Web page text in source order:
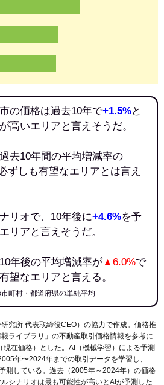
の価格は過去10年で+1.5%と
高いエリアと言えそうだ。
去10年間の平均増減率の
ずしも有望なエリアとは言え
リオで、10年後に+4.6%を予
リアと言えそうだ。
年後の平均増減率が▲6.0%で
望なエリアと言える。
町村・都道府県の単純平均
究所 代表取締役CEO）の協力で作成。価格推
ライブラリ 」の不動産取引価格情報を参考に
在価格）とした。AI（機械学習）による予測
年〜2024年までの取引データを学習し、
測している。過去（2005年～2024年）の価格
シナリオは最も可能性が高いとAIが予測した